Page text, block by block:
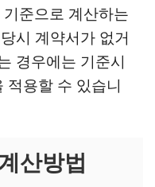
준으로 계산하는
시 계약서가 없거
경우에는 기준시
적용할 수 있습니
산방법